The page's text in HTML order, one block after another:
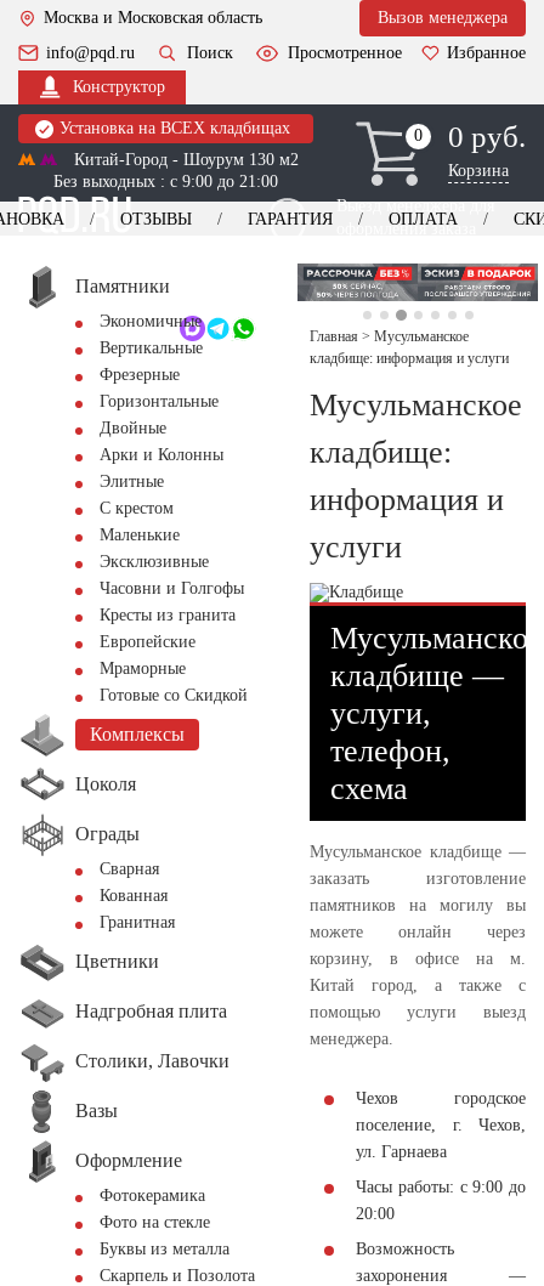
Москва и Московская область
Вызов менеджера
info@pqd.ru
Поиск Просмотренное
Избранное
Конструктор
Установка на ВСЕХ кладбищах
Китай-Город - Шоурум 130 м2
Без выходных : с 9:00 до 21:00
0
0 0 руб.
Корзина
Выезд менеджера для
оформления заказа
+7 (495) 518-44-23
Обратный звонок
ОТЗЫВЫ ГАРАНТИЯ ОПЛАТА
Памятники
Экономичные
Вертикальные
Фрезерные
Горизонтальные
Двойные
Арки и Колонны
Элитные
С крестом
Маленькие
Эксклюзивные
Часовни и Голгофы
Кресты из гранита
Европейские
Мраморные
Готовые со Скидкой
Комплексы
Цоколя
Ограды
Сварная
Кованная
Гранитная
Цветники
Надгробная плита
Столики, Лавочки
Вазы
Оформление
Фотокерамика
Фото на стекле
Буквы из металла
Скарпель и Позолота
Главная > Мусульманское
кладбище: информация и услуги
Мусульманское
кладбище:
информация и
услуги
Мусульманское
кладбище —
услуги,
телефон,
схема
Мусульманское кладбище —
заказать изготовление
памятников на могилу вы
можете онлайн через
корзину, в офисе на м.
Китай город, а также с
помощью услуги выезд
менеджера.
Чехов городское
поселение, г. Чехов,
ул. Гарнаева
Часы работы: с 9:00 до
20:00
Возможность
захоронения —